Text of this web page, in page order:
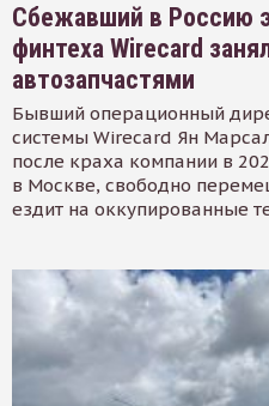
Сбежавший в Россию
финтеха Wirecard
автозапчастями
Бывший операционный
системы Wirecard Ян
после краха компании в
в Москве, свободно
ездит на оккупированные